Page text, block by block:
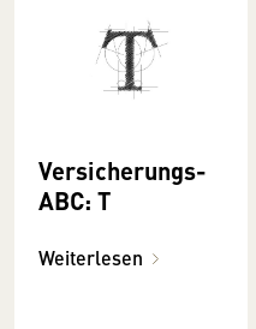
Versicherungs-
ABC: T
Weiterlesen